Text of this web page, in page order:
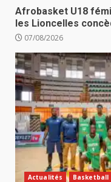
Afrobasket U18
les Lioncelles
07/08/2026
Actualités Basketball